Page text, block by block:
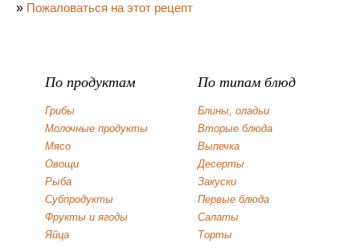
» Пожаловаться на этот рецепт
По продуктам
Грибы
Молочные продукты
Мясо
Овощи
Рыба
Субпродукты
Фрукты и ягоды
Яйца
По типам блюд
Блины, оладьи
Вторые блюда
Выпечка
Десерты
Закуски
Первые блюда
Салаты
Торты